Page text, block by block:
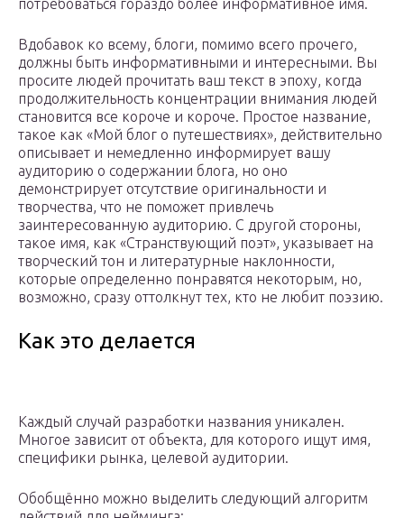
потребоваться гораздо более информативное имя.
Вдобавок ко всему, блоги, помимо всего прочего,
должны быть информативными и интересными. Вы
просите людей прочитать ваш текст в эпоху, когда
продолжительность концентрации внимания людей
становится все короче и короче. Простое название,
такое как «Мой блог о путешествиях», действительно
описывает и немедленно информирует вашу
аудиторию о содержании блога, но оно
демонстрирует отсутствие оригинальности и
творчества, что не поможет привлечь
заинтересованную аудиторию. С другой стороны,
такое имя, как «Странствующий поэт», указывает на
творческий тон и литературные наклонности,
которые определенно понравятся некоторым, но,
возможно, сразу оттолкнут тех, кто не любит поэзию.
Как это делается
Каждый случай разработки названия уникален.
Многое зависит от объекта, для которого ищут имя,
специфики рынка, целевой аудитории.
Обобщённо можно выделить следующий алгоритм